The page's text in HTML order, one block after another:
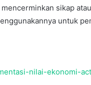
sikap
untuk
nilai-ekonomi-
28 May 2005